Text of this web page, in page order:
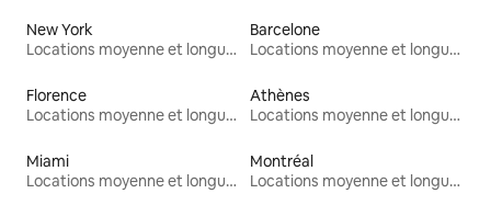
New York
Locations moyenne et longue durée
Barcelone
Locations moyenne et longue durée
Florence
Locations moyenne et longue durée
Athènes
Locations moyenne et longue durée
Miami
Locations moyenne et longue durée
Montréal
Locations moyenne et longue durée